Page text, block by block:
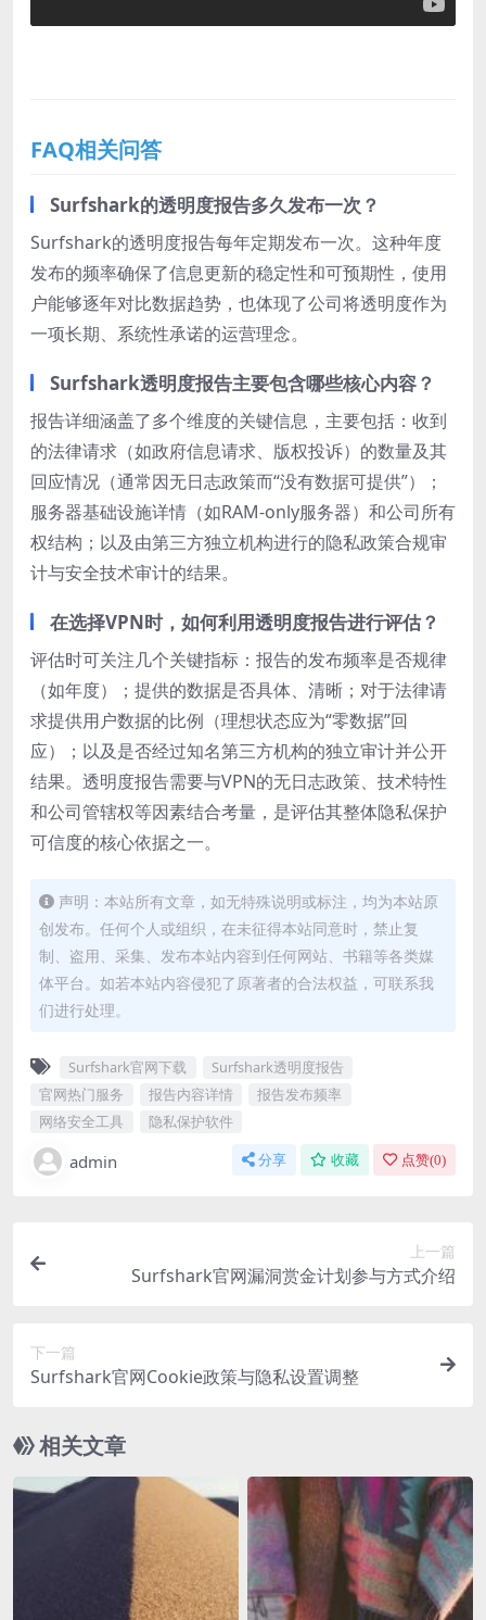
FAQ相关问答
Surfshark的透明度报告多久发布一次？
Surfshark的透明度报告每年定期发布一次。这种年度
发布的频率确保了信息更新的稳定性和可预期性，使用
户能够逐年对比数据趋势，也体现了公司将透明度作为
一项长期、系统性承诺的运营理念。
Surfshark透明度报告主要包含哪些核心内容？
报告详细涵盖了多个维度的关键信息，主要包括：收到
的法律请求（如政府信息请求、版权投诉）的数量及其
回应情况（通常因无日志政策而“没有数据可提供”）；
服务器基础设施详情（如RAM-only服务器）和公司所有
权结构；以及由第三方独立机构进行的隐私政策合规审
计与安全技术审计的结果。
在选择VPN时，如何利用透明度报告进行评估？
评估时可关注几个关键指标：报告的发布频率是否规律
（如年度）；提供的数据是否具体、清晰；对于法律请
求提供用户数据的比例（理想状态应为“零数据”回
应）；以及是否经过知名第三方机构的独立审计并公开
结果。透明度报告需要与VPN的无日志政策、技术特性
和公司管辖权等因素结合考量，是评估其整体隐私保护
可信度的核心依据之一。
声明：本站所有文章，如无特殊说明或标注，均为本站原
创发布。任何个人或组织，在未征得本站同意时，禁止复
制、盗用、采集、发布本站内容到任何网站、书籍等各类媒
体平台。如若本站内容侵犯了原著者的合法权益，可联系我
们进行处理。
Surfshark官网下载
Surfshark透明度报告
官网热门服务
报告内容详情
报告发布频率
网络安全工具
隐私保护软件
admin 分享 收藏 点赞(0)
上一篇
Surfshark官网漏洞赏金计划参与方式介绍
下一篇
Surfshark官网Cookie政策与隐私设置调整
相关文章